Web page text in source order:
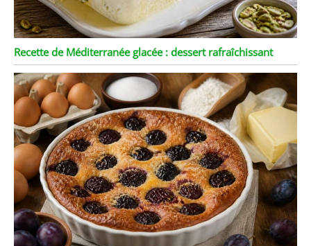
Recette de Méditerranée glacée : dessert rafraîchissant